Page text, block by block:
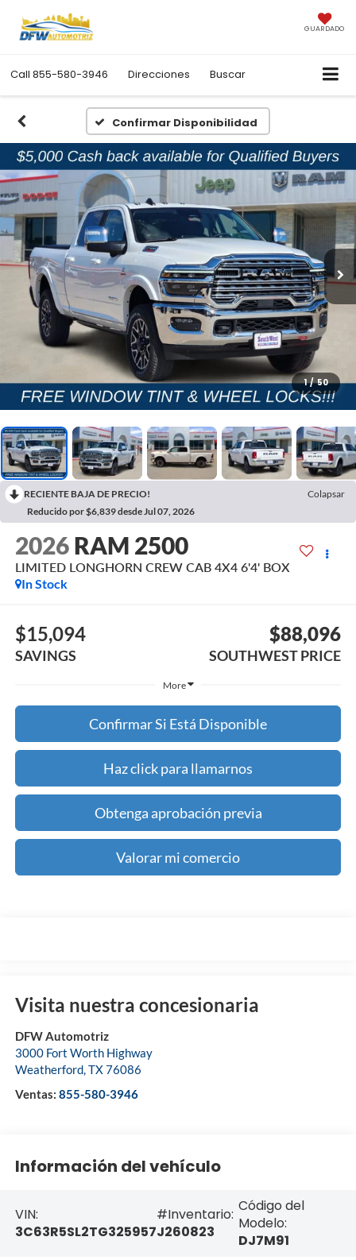
GUARDADO
Call 855-580-3946 Direcciones Buscar
Confirmar Disponibilidad
1 / 50
RECIENTE BAJA DE PRECIO!
Colapsar
Reducido por $6,839 desde Jul 07, 2026
2026 RAM 2500
LIMITED LONGHORN CREW CAB 4X4 6'4' BOX
In Stock
$15,094
SAVINGS
$88,096
SOUTHWEST PRICE
More
Confirmar Si Está Disponible
Haz click para llamarnos
Obtenga aprobación previa
Valorar mi comercio
Visita nuestra concesionaria
DFW Automotriz
3000 Fort Worth Highway
Weatherford,TX76086
Ventas: 855-580-3946
Información del vehículo
VIN:
3C63R5SL2TG325957
#Inventario:
J260823
Código del
Modelo:
DJ7M91